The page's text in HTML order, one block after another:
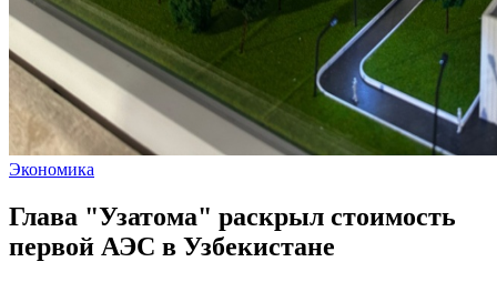
Экономика
Глава "Узатома" раскрыл стоимость
первой АЭС в Узбекистане